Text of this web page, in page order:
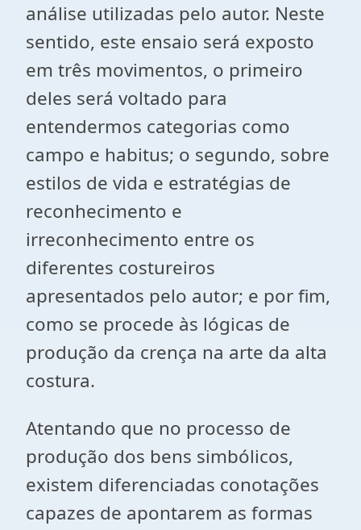
análise utilizadas pelo autor. Neste
sentido, este ensaio será exposto
em três movimentos, o primeiro
deles será voltado para
entendermos categorias como
campo e habitus; o segundo, sobre
estilos de vida e estratégias de
reconhecimento e
irreconhecimento entre os
diferentes costureiros
apresentados pelo autor; e por fim,
como se procede às lógicas de
produção da crença na arte da alta
costura.
Atentando que no processo de
produção dos bens simbólicos,
existem diferenciadas conotações
capazes de apontarem as formas